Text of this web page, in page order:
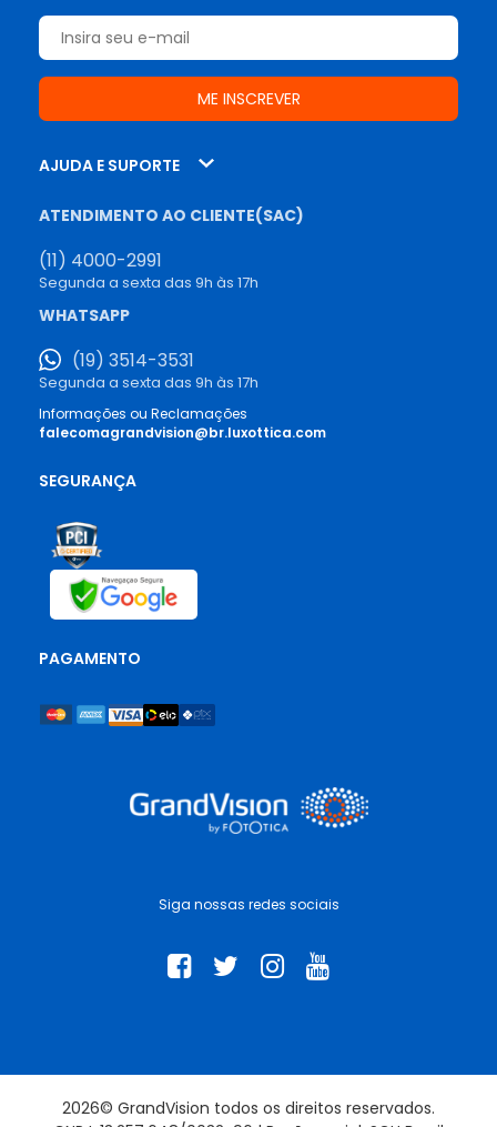
Siga nossas redes sociais
AJUDA E SUPORTE
ATENDIMENTO AO CLIENTE(SAC)
(11) 4000-2991
Segunda a sexta das 9h às 17h
WHATSAPP
(19) 3514-3531
Segunda a sexta das 9h às 17h
Informações ou Reclamações
falecomagrandvision@br.luxottica.com
SEGURANÇA
PAGAMENTO
2026© GrandVision todos os direitos reservados.